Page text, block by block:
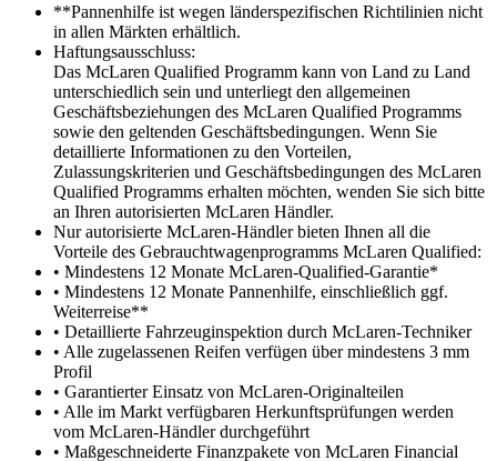
**Pannenhilfe ist wegen länderspezifischen Richtilinien nicht
in allen Märkten erhältlich.
Haftungsausschluss:
Das McLaren Qualified Programm kann von Land zu Land
unterschiedlich sein und unterliegt den allgemeinen
Geschäftsbeziehungen des McLaren Qualified Programms
sowie den geltenden Geschäftsbedingungen. Wenn Sie
detaillierte Informationen zu den Vorteilen,
Zulassungskriterien und Geschäftsbedingungen des McLaren
Qualified Programms erhalten möchten, wenden Sie sich bitte
an Ihren autorisierten McLaren Händler.
Nur autorisierte McLaren-Händler bieten Ihnen all die
Vorteile des Gebrauchtwagenprogramms McLaren Qualified:
• Mindestens 12 Monate McLaren-Qualified-Garantie*
• Mindestens 12 Monate Pannenhilfe, einschließlich ggf.
Weiterreise**
• Detaillierte Fahrzeuginspektion durch McLaren-Techniker
• Alle zugelassenen Reifen verfügen über mindestens 3 mm
Profil
• Garantierter Einsatz von McLaren-Originalteilen
• Alle im Markt verfügbaren Herkunftsprüfungen werden
vom McLaren-Händler durchgeführt
• Maßgeschneiderte Finanzpakete von McLaren Financial